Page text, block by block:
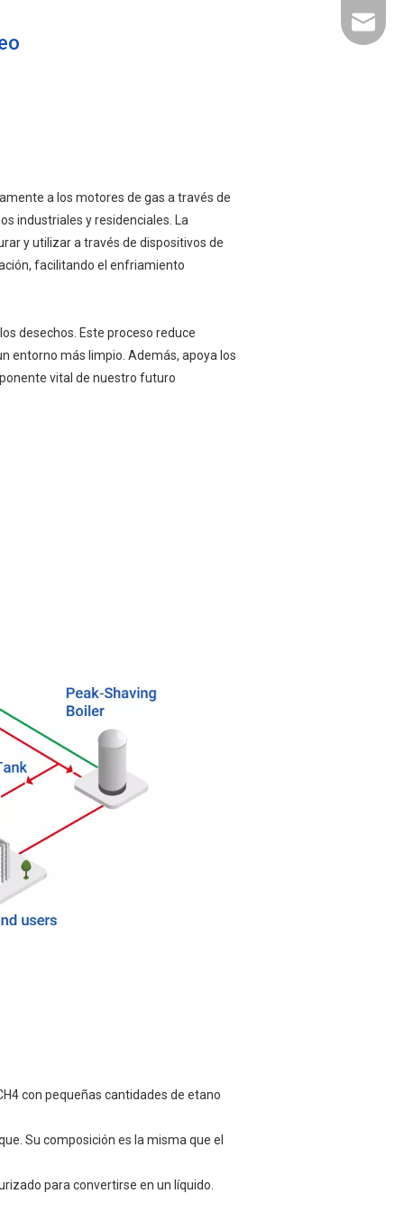
a los motores de gas a través de
industriales y residenciales. La
y utilizar a través de dispositivos de
facilitando el enfriamiento
desechos. Este proceso reduce
entorno más limpio. Además, apoya los
vital de nuestro futuro
con pequeñas cantidades de etano
Su composición es la misma que el
para convertirse en un líquido.